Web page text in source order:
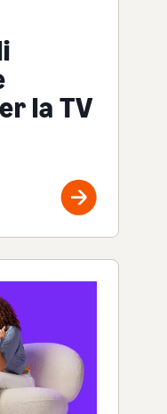
la TV